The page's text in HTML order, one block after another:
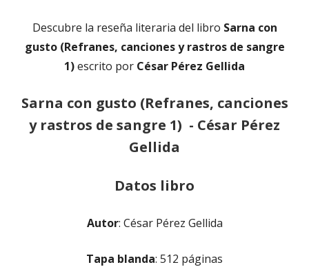
una
ventana
Descubre la reseña literaria del libro Sarna con
gusto (Refranes, canciones y rastros de sangre
1)escrito por César Pérez Gellida
Sarna con gusto (Refranes, canciones
y rastros de sangre 1) - César Pérez
Gellida
Datos libro
Autor: César Pérez Gellida
Tapa blanda: 512 páginas